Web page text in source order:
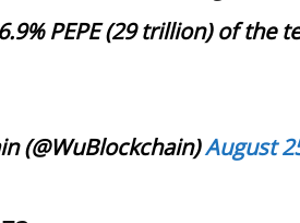
PEPE (29 trillion) of the
(@WuBlockchain)August